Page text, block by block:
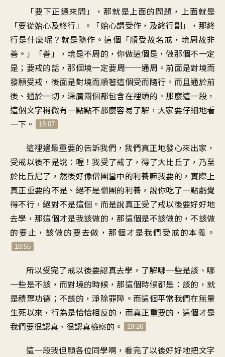
「要下正通來問」，那就是上面的問題，上面就是
「要從始心及終行」。「始心謂受作，及終行副」，那終
行是什麼呢？就是隨作。這個「順受故名戒，境周故非
善。」「善」，境是不周的，你做這個是，做那個不一定
是；要戒的話，那個境一定要周──通周。前面是對境而
發願受戒，後面是對境而順著這個受而隨行。而且通於前
後、通於一切，深廣兩個都包含在裡頭的。那麼這一段，
這個文字稍微有一點點不那麼容易了解，大家要仔細地看
一下。
18:07
這裡邊最重要的告訴我們，我們真正地發心來出家，
受戒以後不是說：喔！我受了戒了，得了大比丘了，乃至
於比丘尼了，然後好像僧團當中的利養嘛我要的，實際上
真正重要的不是、絕不是僧團的利養，說你吃了一點虧覺
得不行，絕對不是這個。而是說真正受了戒以後要好好地
去學，那這個才是我該做的，那這個是不該做的，不該做
的要止，該做的要去做，那個才是我們受戒的本義。
18:55
所以受完了戒以後要認真去學，了解哪一些是該、哪
一些是不該，而對境的時候，那這個時候都是：該的，就
是積聚功德；不該的，淨除罪障。而這個平常我們在無量
生死以來，行為是恰恰相反的，而真正重要的，這個才是
我們要很認真、很認真檢察的。
19:26
這一段我但願各位同學啊，看完了以後好好地把文字